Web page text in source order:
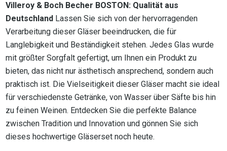
Villeroy & Boch Becher BOSTON: Qualität aus
Deutschland Lassen Sie sich von der hervorragenden
Verarbeitung dieser Gläser beeindrucken, die für
Langlebigkeit und Beständigkeit stehen. Jedes Glas wurde
mit größter Sorgfalt gefertigt, um Ihnen ein Produkt zu
bieten, das nicht nur ästhetisch ansprechend, sondern auch
praktisch ist. Die Vielseitigkeit dieser Gläser macht sie ideal
für verschiedenste Getränke, von Wasser über Säfte bis hin
zu feinen Weinen. Entdecken Sie die perfekte Balance
zwischen Tradition und Innovation und gönnen Sie sich
dieses hochwertige Gläserset noch heute.